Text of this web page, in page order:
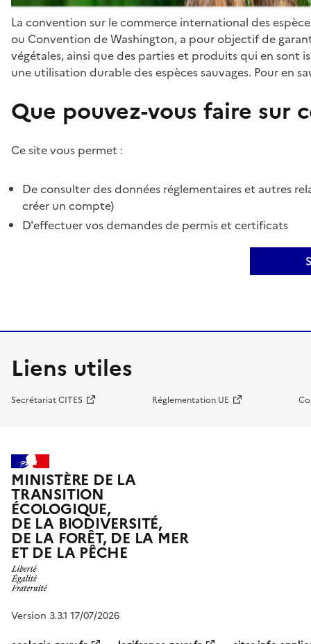
La convention sur le commerce international des
ou Convention de Washington, a pour objectif de
végétales, ainsi que des parties et produits qui en sont
une utilisation durable des espèces sauvages. Pour en
Que pouvez-vous faire sur
Ce site vous permet :
De consulter des données réglementaires et autres
créer un compte)
D'effectuer vos demandes de permis et certificats
Liens utiles
Secrétariat CITES Réglementation UE
MINISTÈRE DE LA
TRANSITION
ÉCOLOGIQUE,
DE LA BIODIVERSITÉ,
DE LA FORÊT, DE LA MER
ET DE LA PÊCHE
Version 3.3.1 17/07/2026